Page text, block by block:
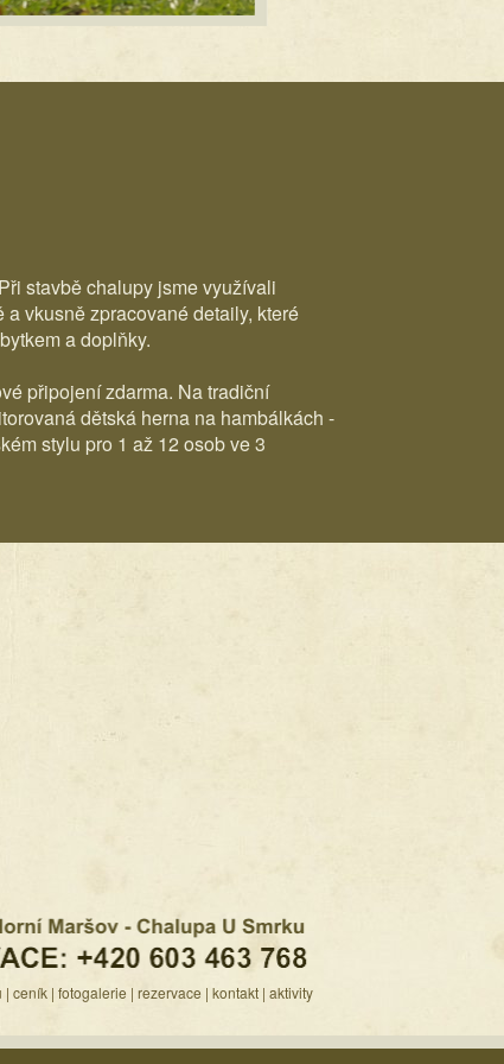
stavbě chalupy jsme využívali
vkusně zpracované detaily, které
a doplňky.
připojení zdarma. Na tradiční
dětská herna na hambálkách -
stylu pro 1 až 12 osob ve 3
| ceník| fotogalerie | rezervace | kontakt| aktivity